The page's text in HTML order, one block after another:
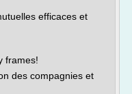
efficaces et
frames!
des compagnies et